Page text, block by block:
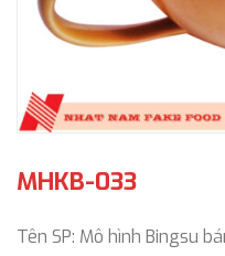
MHKB-033
Tên SP: Mô hình Bingsu